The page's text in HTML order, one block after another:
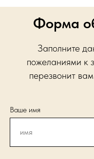
Форма
Заполните
пожеланиями к
перезвонит
Ваше имя